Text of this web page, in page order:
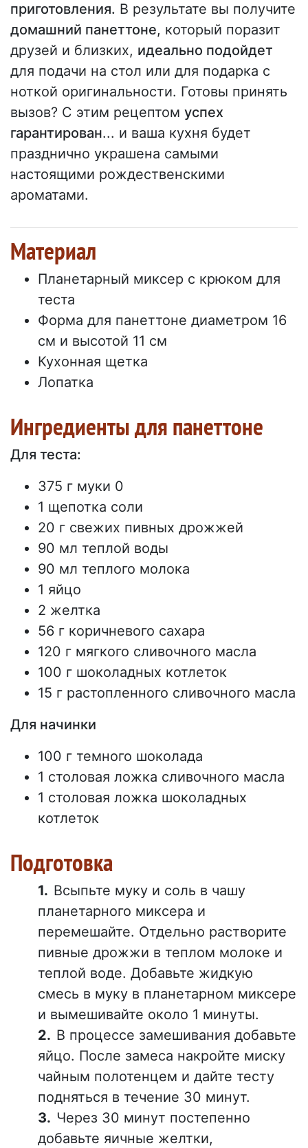
приготовления. В результате вы получите
домашний панеттоне, который поразит
друзей и близких, идеально подойдет
для подачи на стол или для подарка с
ноткой оригинальности. Готовы принять
вызов? С этим рецептом успех
гарантирован... и ваша кухня будет
празднично украшена самыми
настоящими рождественскими
ароматами.
Материал
Планетарный миксер с крюком для
теста
Форма для панеттоне диаметром 16
см и высотой 11 см
Кухонная щетка
Лопатка
Ингредиенты для панеттоне
Для теста:
375 г муки 0
1 щепотка соли
20 г свежих пивных дрожжей
90 мл теплой воды
90 мл теплого молока
1 яйцо
2 желтка
56 г коричневого сахара
120 г мягкого сливочного масла
100 г шоколадных котлеток
15 г растопленного сливочного масла
Для начинки
100 г темного шоколада
1 столовая ложка сливочного масла
1 столовая ложка шоколадных
котлеток
Подготовка
Всыпьте муку и соль в чашу
планетарного миксера и
перемешайте. Отдельно растворите
пивные дрожжи в теплом молоке и
теплой воде. Добавьте жидкую
смесь в муку в планетарном миксере
и вымешивайте около 1 минуты.
В процессе замешивания добавьте
яйцо. После замеса накройте миску
чайным полотенцем и дайте тесту
подняться в течение 30 минут.
Через 30 минут постепенно
добавьте яичные желтки,